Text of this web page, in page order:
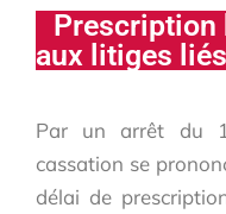
Prescription
aux litiges
Par un arrêt du
cassation se
délai de